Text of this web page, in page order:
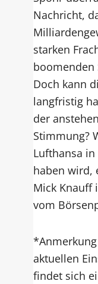
Nachricht,
starken
boomenden
Doch kann
langfristig
der
Stimmung?
Lufthansa
haben wird,
Mick Knauff
vom
aktuellen
findet sich